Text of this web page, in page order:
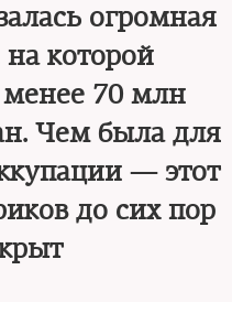
огромная
которой
70 млн
Чем была для
— этот
до сих пор